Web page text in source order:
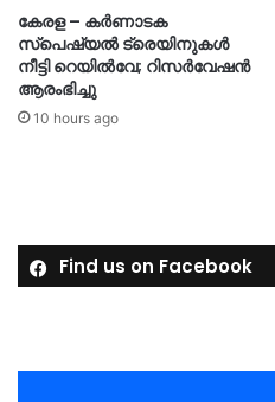
കേരള – കർണാടക
സ്പെഷ്യൽ ട്രെയിനുകൾ
നീട്ടി റെയിൽവേ; റിസർവേഷൻ
ആരംഭിച്ചു
10 hours ago
Find us on Facebook